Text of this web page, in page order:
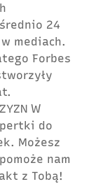
24
mediach.
Forbes
W
do
Możesz
nam
z Tobą!